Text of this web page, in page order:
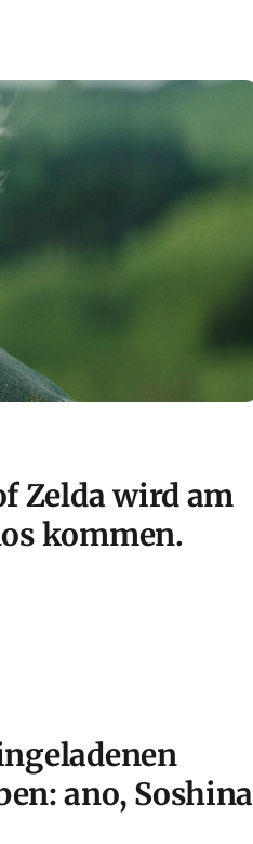
Zelda wird am
kommen.
ano, Soshina